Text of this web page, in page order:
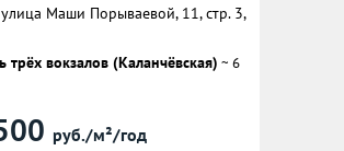
Маши Порываевой, 11, стр. 3,
трёх вокзалов (Каланчёвская) ~ 6
руб./м²/год